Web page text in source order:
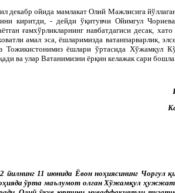
декабр ойида мамлакат Олий Мажлисига
киритди, - дейди ўқитувчи Ойимгул
ғамхўрликларнинг навбатдагиси десак,
амал эса, ёшларимизда ватанпарварлик,
ёшлари ўртасида Хўжамқул
ва улар Ватанимизни ёрқин келажак сари
йилнинг 11 июнида Ёвон ноҳиясининг Чоргул
ўрта маълумот олган Хўжамқул